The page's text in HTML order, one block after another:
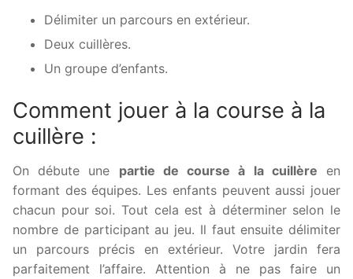
Délimiter un parcours en extérieur.
Deux cuillères.
Un groupe d’enfants.
Comment jouer à la course à la
cuillère :
On débute une partie de course à la cuillère en
formant des équipes. Les enfants peuvent aussi jouer
chacun pour soi. Tout cela est à déterminer selon le
nombre de participant au jeu. Il faut ensuite délimiter
un parcours précis en extérieur. Votre jardin fera
parfaitement l’affaire. Attention à ne pas faire un